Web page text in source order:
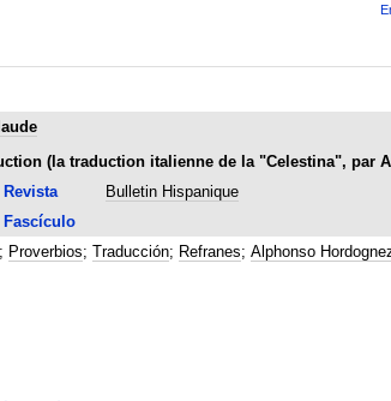
(la traduction italienne de la "Celestina", par
Revista Bulletin Hispanique
Fascículo
Proverbios; Traducción; Refranes; Alphonso